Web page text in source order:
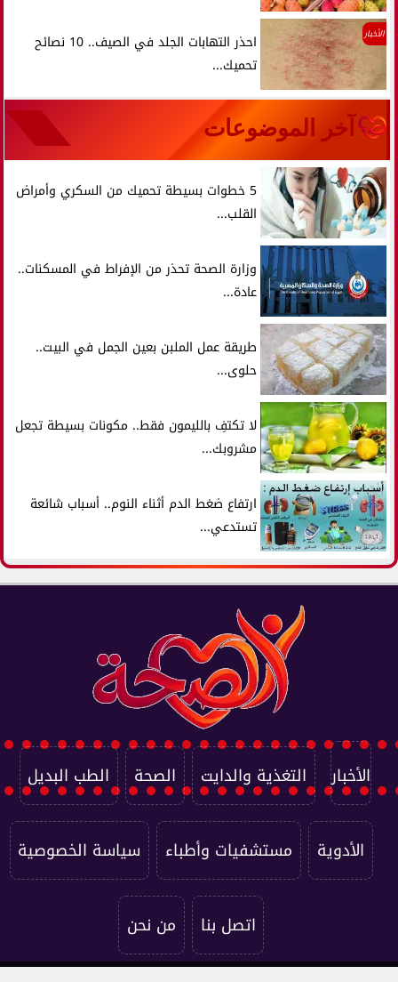
الأخبار
احذر التهابات الجلد في الصيف.. 10 نصائح
تحميك...
آخر الموضوعات
5 خطوات بسيطة تحميك من السكري وأمراض
القلب...
وزارة الصحة تحذر من الإفراط في المسكنات..
عادة...
طريقة عمل الملبن بعين الجمل في البيت..
حلوى...
لا تكتفِ بالليمون فقط.. مكونات بسيطة تجعل
مشروبك...
ارتفاع ضغط الدم أثناء النوم.. أسباب شائعة
تستدعي...
الأخبار التغذية والدايت الصحة الطب البديل
الأدوية مستشفيات وأطباء سياسة الخصوصية
اتصل بنا من نحن